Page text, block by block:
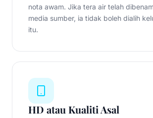
nota awam. Jika tera air telah
media sumber, ia tidak boleh dialih
itu.
HD atau Kualiti Asal